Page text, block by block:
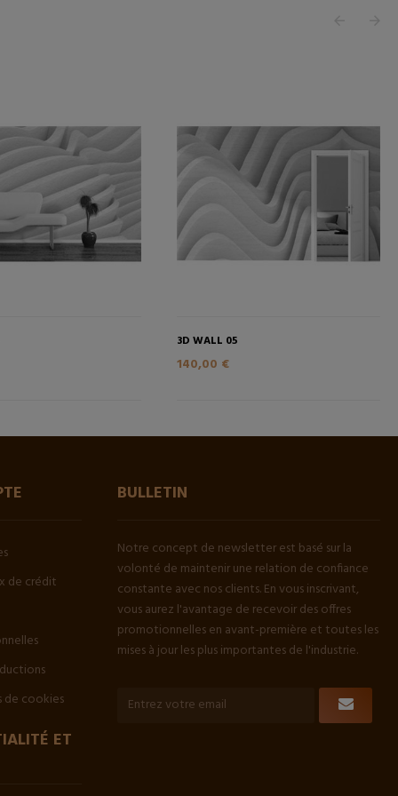
3D WALL 05
140,00 €
de crédit
de cookies
ET
BULLETIN
Notre concept de newsletter est basé sur la
volonté de maintenir une relation de confiance
constante avec nos clients. En vous inscrivant,
vous aurez l'avantage de recevoir des offres
promotionnelles en avant-première et toutes les
mises à jour les plus importantes de l'industrie.